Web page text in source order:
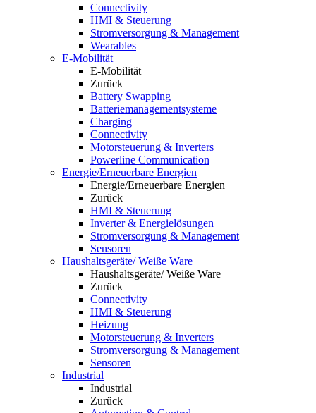
Connectivity
HMI & Steuerung
Stromversorgung & Management
Wearables
E-Mobilität
E-Mobilität
Zurück
Battery Swapping
Batteriemanagementsysteme
Charging
Connectivity
Motorsteuerung & Inverters
Powerline Communication
Energie/Erneuerbare Energien
Energie/Erneuerbare Energien
Zurück
HMI & Steuerung
Inverter & Energielösungen
Stromversorgung & Management
Sensoren
Haushaltsgeräte/ Weiße Ware
Haushaltsgeräte/ Weiße Ware
Zurück
Connectivity
HMI & Steuerung
Heizung
Motorsteuerung & Inverters
Stromversorgung & Management
Sensoren
Industrial
Industrial
Zurück